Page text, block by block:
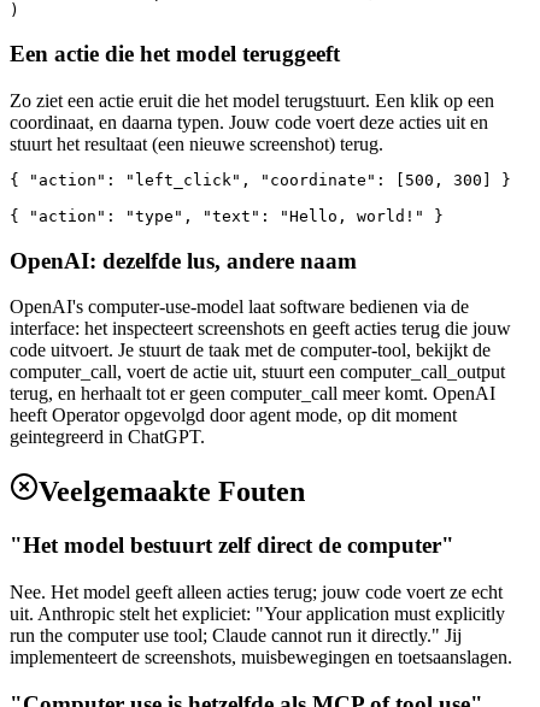
)
Een actie die het model teruggeeft
Zo ziet een actie eruit die het model terugstuurt. Een klik op een
coordinaat, en daarna typen. Jouw code voert deze acties uit en
stuurt het resultaat (een nieuwe screenshot) terug.
{ "action": "left_click", "coordinate": [500, 300] }
{ "action": "type", "text": "Hello, world!" }
OpenAI: dezelfde lus, andere naam
OpenAI's computer-use-model laat software bedienen via de
interface: het inspecteert screenshots en geeft acties terug die jouw
code uitvoert. Je stuurt de taak met de computer-tool, bekijkt de
computer_call, voert de actie uit, stuurt een computer_call_output
terug, en herhaalt tot er geen computer_call meer komt. OpenAI
heeft Operator opgevolgd door agent mode, op dit moment
geintegreerd in ChatGPT.
Veelgemaakte Fouten
"Het model bestuurt zelf direct de computer"
Nee. Het model geeft alleen acties terug; jouw code voert ze echt
uit. Anthropic stelt het expliciet: "Your application must explicitly
run the computer use tool; Claude cannot run it directly." Jij
implementeert de screenshots, muisbewegingen en toetsaanslagen.